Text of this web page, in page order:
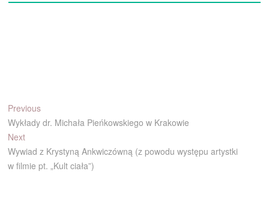
Nawigacja
wpisu
PreviousPrevious
post:
Wykłady dr. Michała Pieńkowskiego w Krakowie
NextNext
post:
Wywiad z Krystyną Ankwiczówną (z powodu występu artystki
w filmie pt. „Kult ciała”)